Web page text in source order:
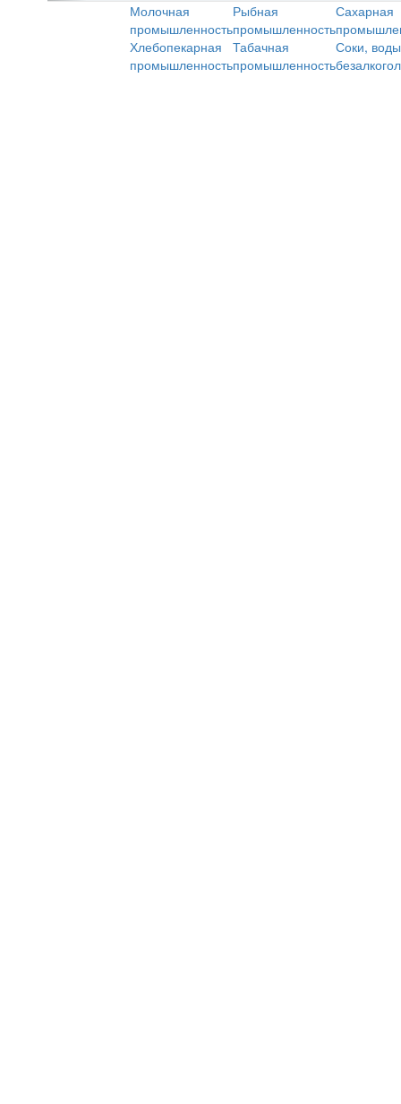
Молочная
промышленность
Рыбная
промышленность
Сахарная
Хлебопекарная
промышленность
Табачная
промышленность
Соки,